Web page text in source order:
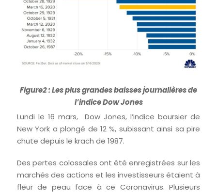
Figure2 : Les plus grandes baisses journalières de
l’indice Dow Jones
Lundi le 16 mars, Dow Jones, l’indice boursier de
New York a plongé de 12 %, subissant ainsi sa pire
chute depuis le krach de 1987.
Des pertes colossales ont été enregistrées sur les
marchés des actions et les investisseurs étaient à
fleur de peau face à ce Coronavirus. Plusieurs